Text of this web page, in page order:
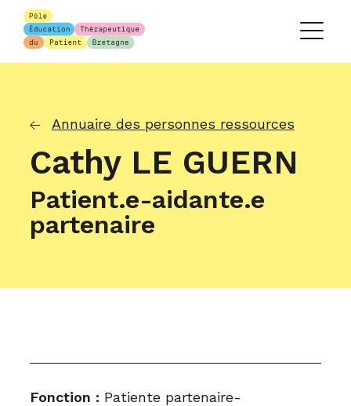
Annuaire des personnes ressources
Cathy LE GUERN
Patient.e-aidante.e
partenaire
Fonction : Patiente partenaire-